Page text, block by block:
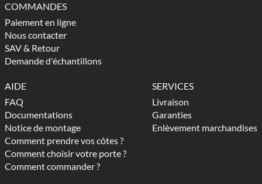
COMMANDES
Paiement en ligne
Nous contacter
SAV & Retour
Demande d'échantillons
AIDE
FAQ
Documentations
Notice de montage
Comment prendre vos côtes ?
Comment choisir votre porte ?
Comment commander ?
SERVICES
Livraison
Garanties
Enlèvement marchandises